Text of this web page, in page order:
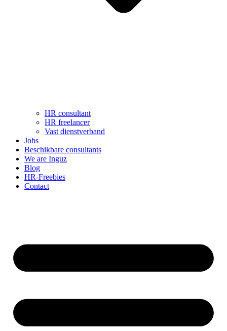
HR consultant
HR freelancer
Vast dienstverband
Jobs
Beschikbare consultants
We are Inguz
Blog
HR-Freebies
Contact